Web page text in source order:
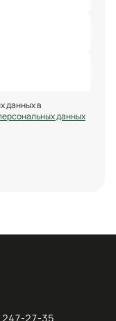
данных в
данных
247-27-35